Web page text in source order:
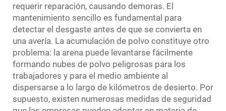
requerir reparación, causando demoras. El
mantenimiento sencillo es fundamental para
detectar el desgaste antes de que se convierta en
una avería. La acumulación de polvo constituye otro
problema: la arena puede levantarse fácilmente
formando nubes de polvo peligrosas para los
trabajadores y para el medio ambiente al
dispersarse a lo largo de kilómetros de desierto. Por
supuesto, existen numerosas medidas de seguridad